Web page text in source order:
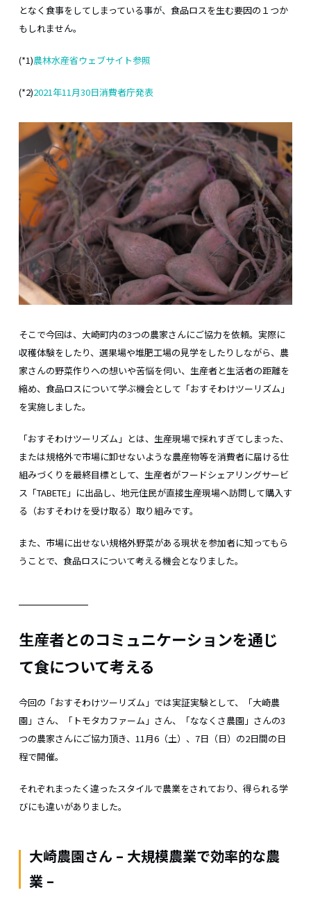
となく食事をしてしまっている事が、食品ロスを生む要因の１つか
もしれません。
(*1)農林水産省ウェブサイト参照
(*2)2021年11月30日消費者庁発表
そこで今回は、大崎町内の3つの農家さんにご協力を依頼。実際に
収穫体験をしたり、選果場や堆肥工場の見学をしたりしながら、農
家さんの野菜作りへの想いや苦悩を伺い、生産者と生活者の距離を
縮め、食品ロスについて学ぶ機会として「おすそわけツーリズム」
を実施しました。
「おすそわけツーリズム」とは、生産現場で採れすぎてしまった、
または規格外で市場に卸せないような農産物等を消費者に届ける仕
組みづくりを最終目標として、生産者がフードシェアリングサービ
ス「TABETE」に出品し、地元住民が直接生産現場へ訪問して購入す
る（おすそわけを受け取る）取り組みです。
また、市場に出せない規格外野菜がある現状を参加者に知ってもら
うことで、食品ロスについて考える機会となりました。
生産者とのコミュニケーションを通じ
て食について考える
今回の「おすそわけツーリズム」では実証実験として、「大崎農
園」さん、「トモタカファーム」さん、「ななくさ農園」さんの3
つの農家さんにご協力頂き、11月6（土）、7日（日）の2日間の日
程で開催。
それぞれまったく違ったスタイルで農業をされており、得られる学
びにも違いがありました。
大崎農園さん – 大規模農業で効率的な農
業 –